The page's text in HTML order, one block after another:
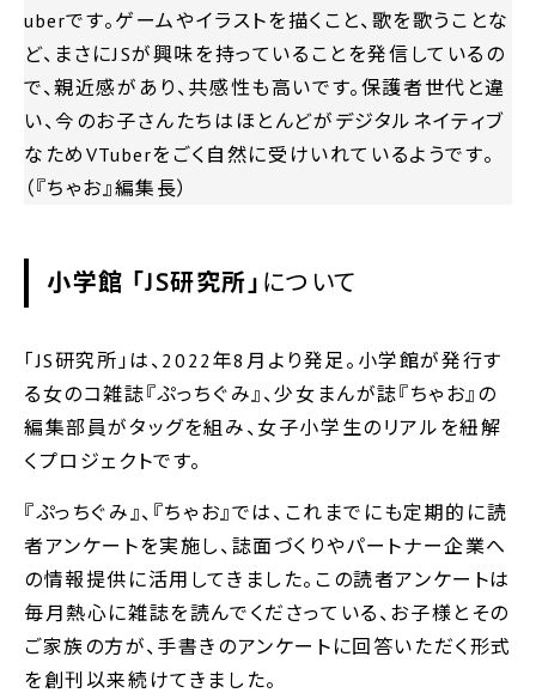
uberです。ゲームやイラストを描くこと、歌を歌うことな
ど、まさにJSが興味を持っていることを発信しているの
で、親近感があり、共感性も高いです。保護者世代と違
い、今のお子さんたちはほとんどがデジタルネイティブ
なためVTuberをごく自然に受けいれているようです。
（『ちゃお』編集長）
小学館 「JS研究所」 について
「JS研究所」は、2022年8月より発足。小学館が発行す
る女のコ雑誌『ぷっちぐみ』、少女まんが誌『ちゃお』の
編集部員がタッグを組み、女子小学生のリアルを紐解
くプロジェクトです。
『ぷっちぐみ』、『ちゃお』では、これまでにも定期的に読
者アンケートを実施し、誌面づくりやパートナー企業へ
の情報提供に活用してきました。この読者アンケートは
毎月熱心に雑誌を読んでくださっている、お子様とその
ご家族の方が、手書きのアンケートに回答いただく形式
を創刊以来続けてきました。